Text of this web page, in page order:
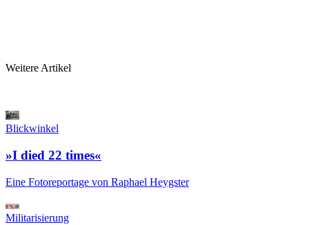
Weitere Artikel
Blickwinkel
»I died 22 times«
Eine Fotoreportage von Raphael Heygster
Militarisierung